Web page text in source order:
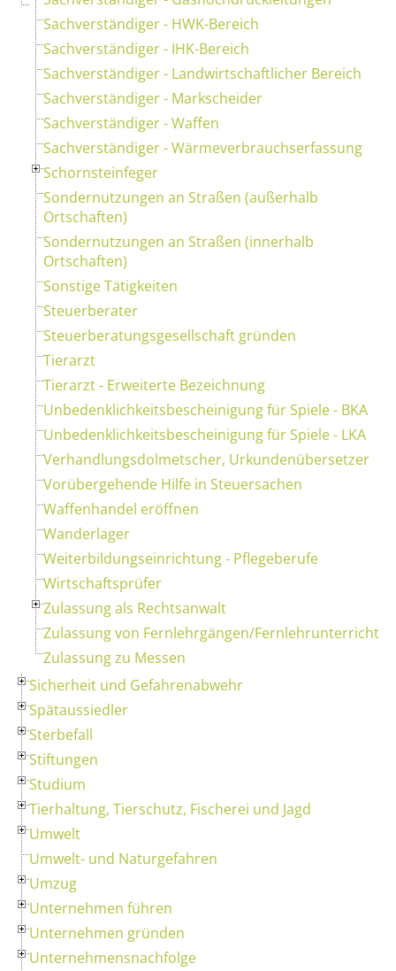
Sachverständiger - HWK-Bereich
Sachverständiger - IHK-Bereich
Sachverständiger - Landwirtschaftlicher Bereich
Sachverständiger - Markscheider
Sachverständiger - Waffen
Sachverständiger - Wärmeverbrauchserfassung
Schornsteinfeger
Sondernutzungen an Straßen (außerhalb
Ortschaften)
Sondernutzungen an Straßen (innerhalb
Ortschaften)
Sonstige Tätigkeiten
Steuerberater
Steuerberatungsgesellschaft gründen
Tierarzt
Tierarzt - Erweiterte Bezeichnung
Unbedenklichkeitsbescheinigung für Spiele - BKA
Unbedenklichkeitsbescheinigung für Spiele - LKA
Verhandlungsdolmetscher, Urkundenübersetzer
Vorübergehende Hilfe in Steuersachen
Waffenhandel eröffnen
Wanderlager
Weiterbildungseinrichtung - Pflegeberufe
Wirtschaftsprüfer
Zulassung als Rechtsanwalt
Zulassung von Fernlehrgängen/Fernlehrunterricht
Zulassung zu Messen
Sicherheit und Gefahrenabwehr
Spätaussiedler
Sterbefall
Stiftungen
Studium
Tierhaltung, Tierschutz, Fischerei und Jagd
Umwelt
Umwelt- und Naturgefahren
Umzug
Unternehmen führen
Unternehmen gründen
Unternehmensnachfolge